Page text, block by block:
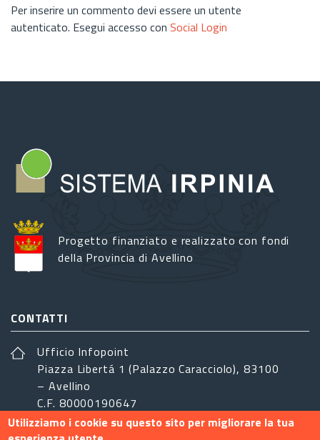
Per inserire un commento devi essere un utente
autenticato. Esegui accesso con Social Login
Progetto finanziato e realizzato con fondi
della Provincia di Avellino
CONTATTI
Ufficio Infopoint
Piazza Libertá 1 (Palazzo Caracciolo), 83100
– Avellino
C.F. 80000190647
sistemairpinia@provincia.avellino.it
Utilizziamo i cookie su questo sito per migliorare la tua